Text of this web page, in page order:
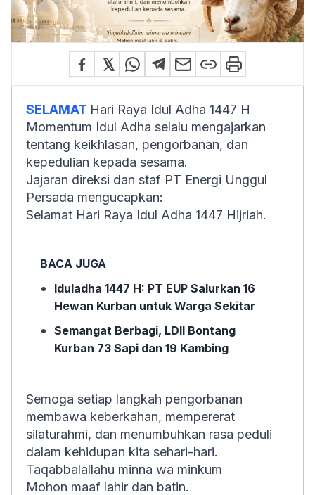
SELAMAT Hari Raya Idul Adha 1447 H
Momentum Idul Adha selalu mengajarkan
tentang keikhlasan, pengorbanan, dan
kepedulian kepada sesama.
Jajaran direksi dan staf PT Energi Unggul
Persada mengucapkan:
Selamat Hari Raya Idul Adha 1447 Hijriah.
BACA JUGA
Iduladha 1447 H: PT EUP Salurkan 16
Hewan Kurban untuk Warga Sekitar
Semangat Berbagi, LDII Bontang
Kurban 73 Sapi dan 19 Kambing
Semoga setiap langkah pengorbanan
membawa keberkahan, mempererat
silaturahmi, dan menumbuhkan rasa peduli
dalam kehidupan kita sehari-hari.
Taqabbalallahu minna wa minkum
Mohon maaf lahir dan batin.